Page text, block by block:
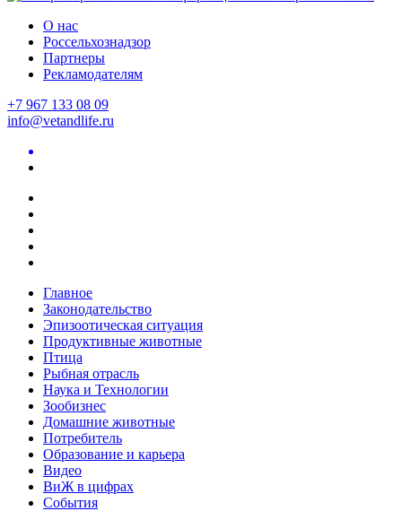
О нас
Россельхознадзор
Партнеры
Рекламодателям
+7 967 133 08 09
info@vetandlife.ru
Главное
Законодательство
Эпизоотическая ситуация
Продуктивные животные
Птица
Рыбная отрасль
Наука и Технологии
Зообизнес
Домашние животные
Потребитель
Образование и карьера
Видео
ВиЖ в цифрах
События